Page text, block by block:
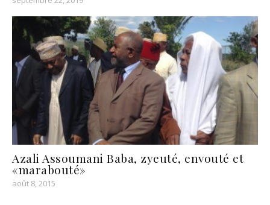
Azali Assoumani Baba, zyeuté, envouté et
«marabouté»
août 8, 2015